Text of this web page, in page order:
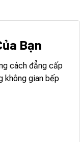
Bạn
cách đẳng cấp
không gian bếp